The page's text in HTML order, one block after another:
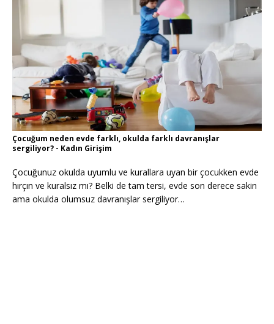
Çocuğum neden evde farklı, okulda farklı davranışlar
sergiliyor? - Kadın Girişim
Çocuğunuz okulda uyumlu ve kurallara uyan bir çocukken evde
hırçın ve kuralsız mı? Belki de tam tersi, evde son derece sakin
ama okulda olumsuz davranışlar sergiliyor…